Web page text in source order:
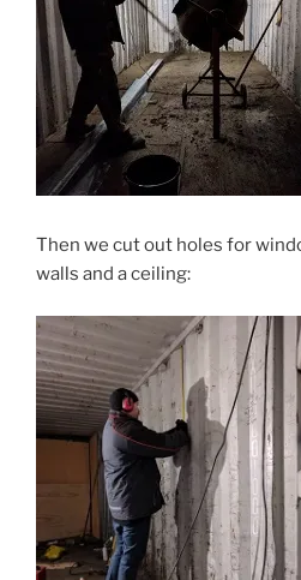
Then we cut out holes for
walls and a ceiling: